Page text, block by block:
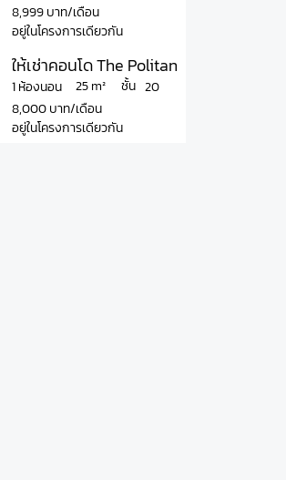
8,999 บาท/เดือน
อยู่ในโครงการเดียวกัน
ให้เช่าคอนโด The Politan Aqua เดอะ โ
1 ห้องนอน
8,000 บาท/เดือน
ชั้น
25 m² 20
อยู่ในโครงการเดียวกัน